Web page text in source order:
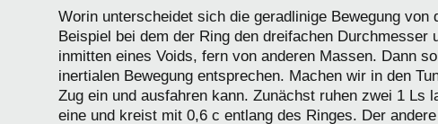
Worin unterscheidet sich die geradlinige Bewegung
Beispiel bei dem der Ring den dreifachen
inmitten eines Voids, fern von anderen Massen. Dann
inertialen Bewegung entsprechen. Machen wir in den
Zug ein und ausfahren kann. Zunächst ruhen zwei 1 Ls
eine und kreist mit 0,6 c entlang des Ringes. Der